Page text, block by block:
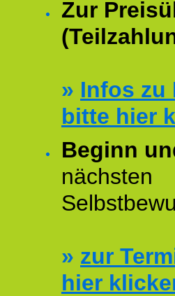
Zur
» Infos zu
bitte hier
Beginn
nächsten
» zur
hier